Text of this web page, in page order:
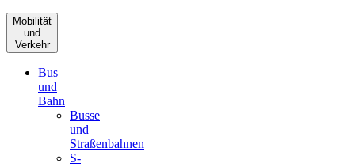
Mobilität
und
Verkehr
Bus
und
Bahn
Busse
und
Straßenbahnen
S-